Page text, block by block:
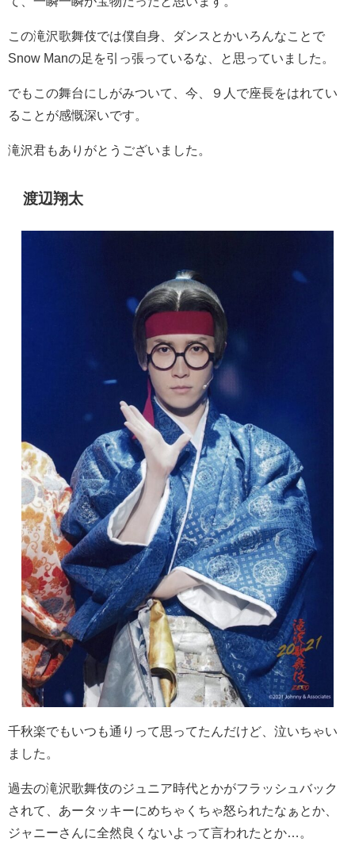
この滝沢歌舞伎では僕自身、ダンスとかいろんなことで
Snow Manの足を引っ張っているな、と思っていました。
でもこの舞台にしがみついて、今、９人で座長をはれてい
ることが感慨深いです。
滝沢君もありがとうございました。
渡辺翔太
千秋楽でもいつも通りって思ってたんだけど、泣いちゃい
ました。
過去の滝沢歌舞伎のジュニア時代とかがフラッシュバック
されて、あータッキーにめちゃくちゃ怒られたなぁとか、
ジャニーさんに全然良くないよって言われたとか…。